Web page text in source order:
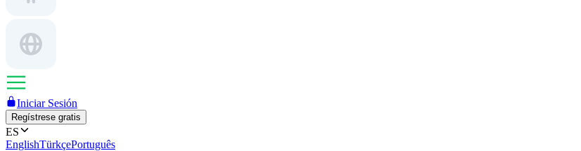
Iniciar Sesión
Regístrese gratis
ES
EnglishTürkçePortuguês